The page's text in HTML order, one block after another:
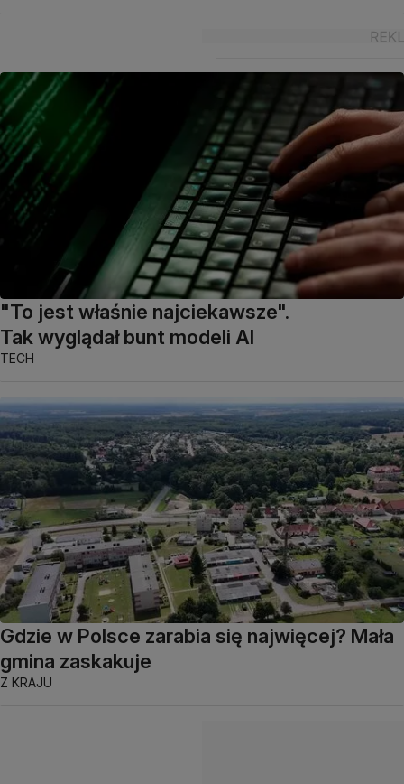
"To jest właśnie najciekawsze".
Tak wyglądał bunt modeli AI
TECH
Gdzie w Polsce zarabia się najwięcej? Mała
gmina zaskakuje
Z KRAJU